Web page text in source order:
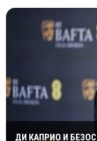
ДИ КАПРИО И